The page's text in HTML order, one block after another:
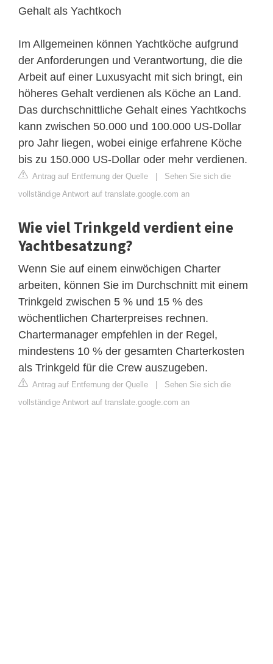
Gehalt als Yachtkoch
Im Allgemeinen können Yachtköche aufgrund
der Anforderungen und Verantwortung, die die
Arbeit auf einer Luxusyacht mit sich bringt, ein
höheres Gehalt verdienen als Köche an Land.
Das durchschnittliche Gehalt eines Yachtkochs
kann zwischen 50.000 und 100.000 US-Dollar
pro Jahr liegen, wobei einige erfahrene Köche
bis zu 150.000 US-Dollar oder mehr verdienen.
Antrag auf Entfernung der Quelle | Sehen Sie sich die
vollständige Antwort auf translate.google.com an
Wie viel Trinkgeld verdient eine
Yachtbesatzung?
Wenn Sie auf einem einwöchigen Charter
arbeiten, können Sie im Durchschnitt mit einem
Trinkgeld zwischen 5 % und 15 % des
wöchentlichen Charterpreises rechnen.
Chartermanager empfehlen in der Regel,
mindestens 10 % der gesamten Charterkosten
als Trinkgeld für die Crew auszugeben.
Antrag auf Entfernung der Quelle | Sehen Sie sich die
vollständige Antwort auf translate.google.com an